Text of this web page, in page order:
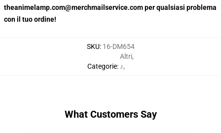
theanimelamp.com@merchmailservice.com per qualsiasi problema
con il tuo ordine!
SKU: 16-DM654
Categorie:
Altri,
♪,
What Customers Say